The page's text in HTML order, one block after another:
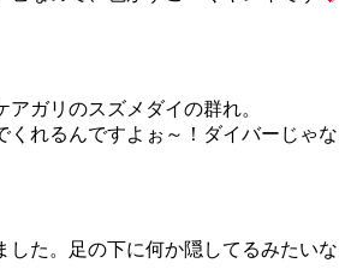
ガリのスズメダイの群れ。
くれるんですよぉ～！ダイバーじゃ
した。足の下に何か隠してるみたい